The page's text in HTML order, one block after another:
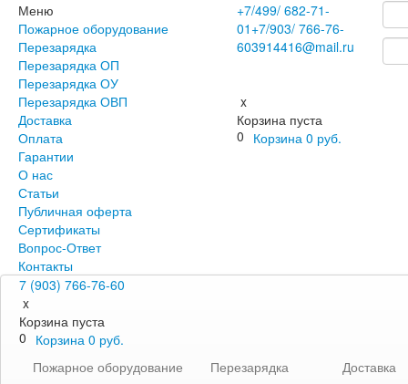
Меню
Пожарное оборудование
Перезарядка
Перезарядка ОП
Перезарядка ОУ
Перезарядка ОВП
Доставка
Оплата
Гарантии
О нас
Статьи
Публичная оферта
Сертификаты
Вопрос-Ответ
Контакты
+7/499/ 682-71-
01 +7/903/ 766-76-
603914416@mail.ru
x
Корзина пуста
0 Корзина 0 руб.
7 (903) 766-76-60
x
Корзина пуста
0 Корзина 0 руб.
Пожарное оборудование
Перезарядка
Доставка